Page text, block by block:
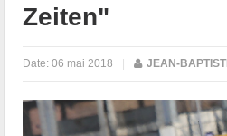
Zeiten"
Date:06 mai 2018 | JEAN-